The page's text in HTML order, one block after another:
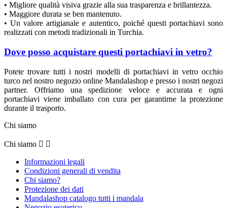
• Migliore qualità visiva grazie alla sua trasparenza e brillantezza.
• Maggiore durata se ben mantenuto.
• Un valore artigianale e autentico, poiché questi portachiavi sono
realizzati con metodi tradizionali in Turchia.
Dove posso acquistare questi portachiavi in vetro?
Potete trovare tutti i nostri modelli di portachiavi in vetro occhio
turco nel nostro negozio online Mandalashop e presso i nostri negozi
partner. Offriamo una spedizione veloce e accurata e ogni
portachiavi viene imballato con cura per garantirne la protezione
durante il trasporto.
Chi siamo
Chi siamo  
Informazioni legali
Condizioni generali di vendita
Chi siamo?
Protezione dei dati
Mandalashop catalogo tutti i mandala